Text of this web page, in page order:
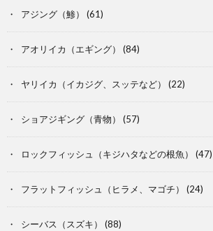
アジング（鯵） (61)
アオリイカ（エギング） (84)
ヤリイカ（イカジグ、スッテなど） (22)
ショアジギング（青物） (57)
ロックフィッシュ（キジハタなどの根魚） (47)
フラットフィッシュ（ヒラメ、マゴチ） (24)
シーバス（スズキ） (88)